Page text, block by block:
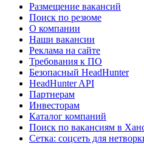
Размещение вакансий
Поиск по резюме
О компании
Наши вакансии
Реклама на сайте
Требования к ПО
Безопасный HeadHunter
HeadHunter API
Партнерам
Инвесторам
Каталог компаний
Поиск по вакансиям в
Сетка: соцсеть для